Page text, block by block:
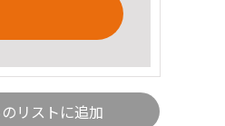
リストに追加